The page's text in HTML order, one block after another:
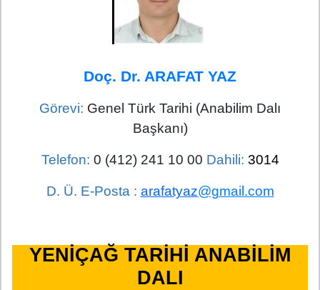
Doç. Dr. ARAFAT YAZ
Görevi: Genel Türk Tarihi (Anabilim Dalı
Başkanı)
Telefon: 0 (412) 241 10 00 Dahili: 3014
D. Ü. E-Posta : arafatyaz@gmail.com
YENİÇAĞ TARİHİ ANABİLİM
DALI